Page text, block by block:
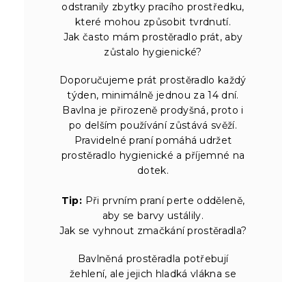
odstranily zbytky pracího prostředku,
které mohou způsobit tvrdnutí.
Jak často mám prostěradlo prát, aby
zůstalo hygienické?
Doporučujeme prát prostěradlo každý
týden, minimálně jednou za 14 dní.
Bavlna je přirozeně prodyšná, proto i
po delším používání zůstává svěží.
Pravidelné praní pomáhá udržet
prostěradlo hygienické a příjemné na
dotek.
Tip: Při prvním praní perte odděleně,
aby se barvy ustálily.
Jak se vyhnout zmačkání prostěradla?
Bavlněná prostěradla potřebují
žehlení, ale jejich hladká vlákna se